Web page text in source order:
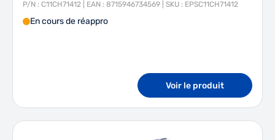
P/N : C11CH71412 | EAN : 8715946734569 | SKU : EPSC11CH71412
En cours de réappro
Voir le produit